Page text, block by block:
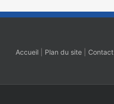
Accueil Plan du site Contact